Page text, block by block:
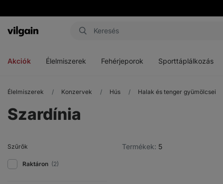
Vilgain
Akciók Élelmiszerek Fehérjeporok Sporttáplálkozás
Élelmiszerek Konzervek Hús Halak és tenger gyümölcsei
Szardínia
Termékek: 5
Szűrők
Raktáron (2)